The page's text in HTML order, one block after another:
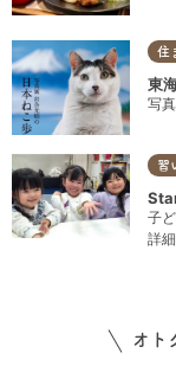
住
東
写
習
子
詳
オト